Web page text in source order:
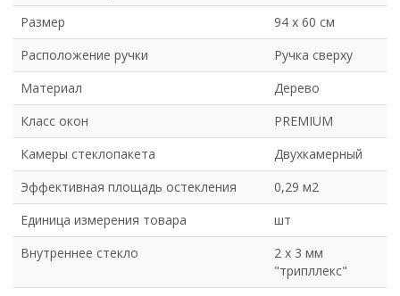
Размер
94 х 60 см
Расположение ручки
Ручка сверху
Материал
Дерево
Класс окон
PREMIUM
Камеры стеклопакета
Двухкамерный
Эффективная площадь остекления
0,29 м2
Единица измерения товара
шт
Внутреннее стекло
2 х 3 мм
"трипллекс"